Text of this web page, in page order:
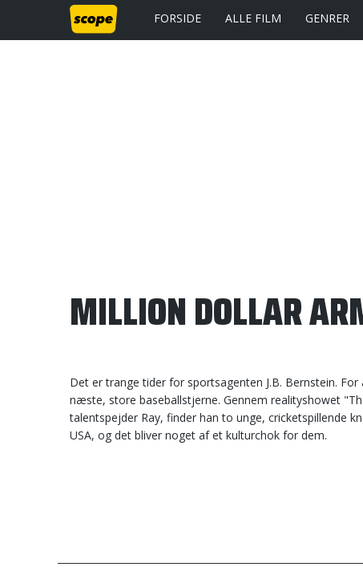
FORSIDE ALLE FILM GENRER
MILLION DOLLAR
Det er trange tider for sportsagenten J.B. Bernstein.
næste, store baseballstjerne. Gennem realityshowet
talentspejder Ray, finder han to unge, cricketspillende
USA, og det bliver noget af et kulturchok for dem.